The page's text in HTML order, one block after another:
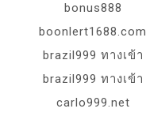
bonus888
boonlert1688.com
brazil999 ทางเข้า
brazil999 ทางเข้า
carlo999.net